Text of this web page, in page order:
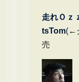
走れＯｚ
tsTom(←
売